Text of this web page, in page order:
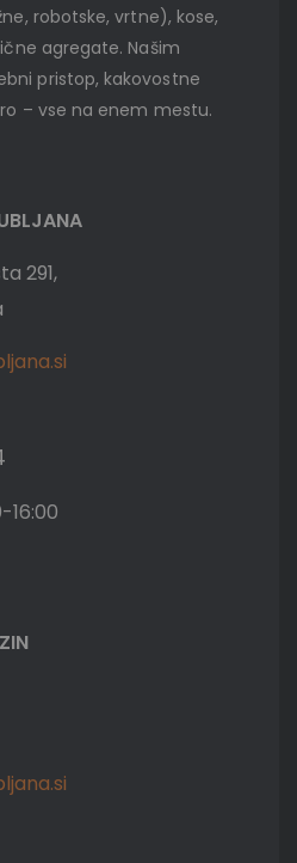
robotske, vrtne), kose,
agregate. Našim
pristop, kakovostne
– vse na enem mestu.
291,